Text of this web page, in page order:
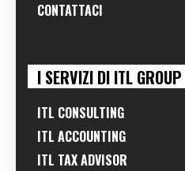
CONTATTACI
I SERVIZI DI ITL GROUP
ITL CONSULTING
ITL ACCOUNTING
ITL TAX ADVISOR